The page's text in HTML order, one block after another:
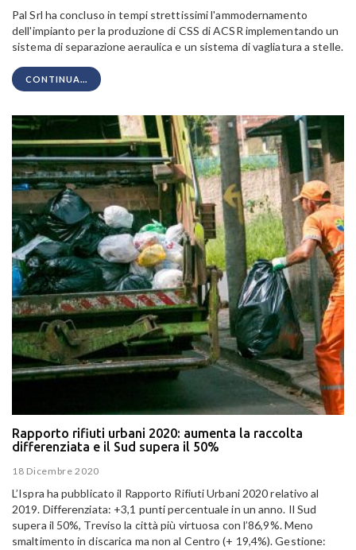
Pal Srl ha concluso in tempi strettissimi l'ammodernamento
dell'impianto per la produzione di CSS di ACSR implementando un
sistema di separazione aeraulica e un sistema di vagliatura a stelle.
CONTINUA...
Rapporto rifiuti urbani 2020: aumenta la raccolta
differenziata e il Sud supera il 50%
18 Dicembre 2020
L’Ispra ha pubblicato il Rapporto Rifiuti Urbani 2020 relativo al
2019. Differenziata: +3,1 punti percentuale in un anno. Il Sud
supera il 50%, Treviso la città più virtuosa con l’86,9%. Meno
smaltimento in discarica ma non al Centro (+ 19,4%). Gestione: